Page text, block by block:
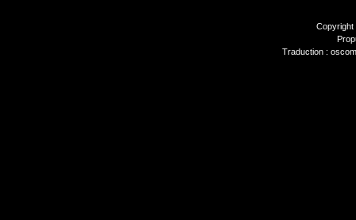
Traduction :